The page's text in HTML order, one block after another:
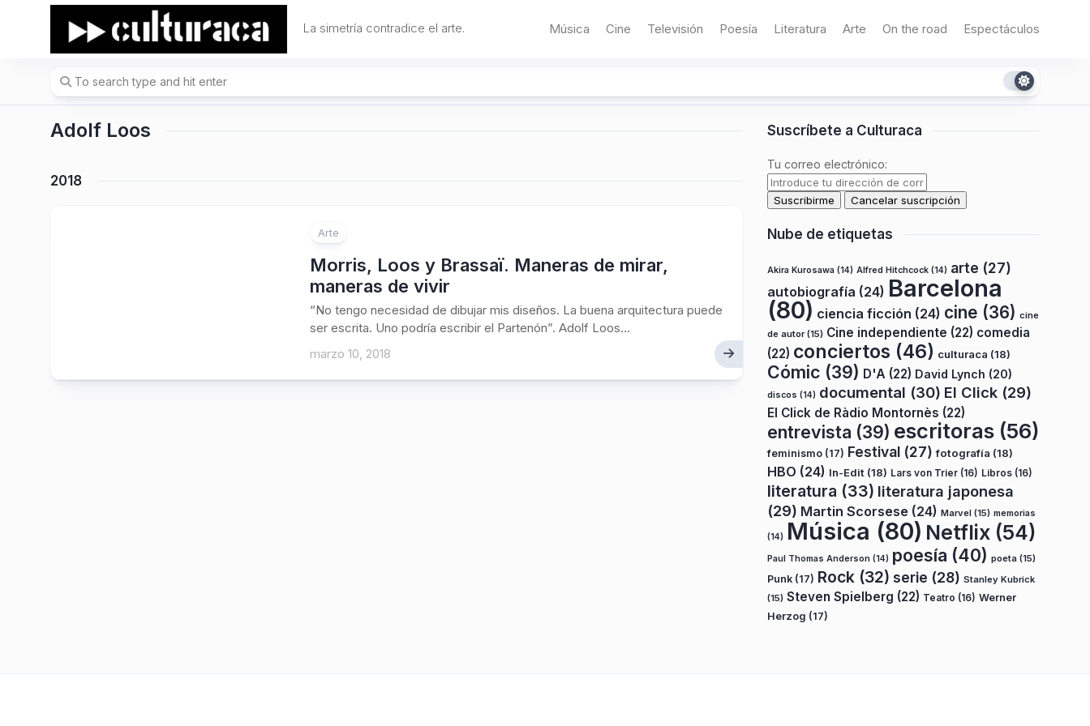
La simetría contradice el arte. Música Cine Televisión Poesía Literatura Arte On the road Espectáculos
Adolf Loos
2018
Arte
Morris, Loos y Brassaï. Maneras de mirar,
maneras de vivir
“No tengo necesidad de dibujar mis diseños. La buena arquitectura puede
ser escrita. Uno podría escribir el Partenón”. Adolf Loos...
marzo 10, 2018
Suscríbete a Culturaca
Tu correo electrónico:
Nube de etiquetas
Akira Kurosawa (14) Alfred Hitchcock (14) arte (27)
autobiografía (24) Barcelona
(80) ciencia ficción (24) cine (36) cine
de autor(15) Cine independiente (22) comedia
(22) conciertos (46) culturaca (18)
Cómic (39) D'A (22) David Lynch (20)
discos (14) documental (30) El Click (29)
El Click de Ràdio Montornès (22)
entrevista (39) escritoras (56)
feminismo (17) Festival (27) fotografía (18)
HBO (24) In-Edit (18) Lars von Trier (16) Libros (16)
literatura (33) literatura japonesa
(29) Martin Scorsese (24) Marvel (15) memorias
(14) Música (80) Netflix (54)
Paul Thomas Anderson (14) poesía (40) poeta (15)
Punk (17) Rock (32) serie (28) Stanley Kubrick
(15) Steven Spielberg (22) Teatro (16) Werner
Herzog (17)